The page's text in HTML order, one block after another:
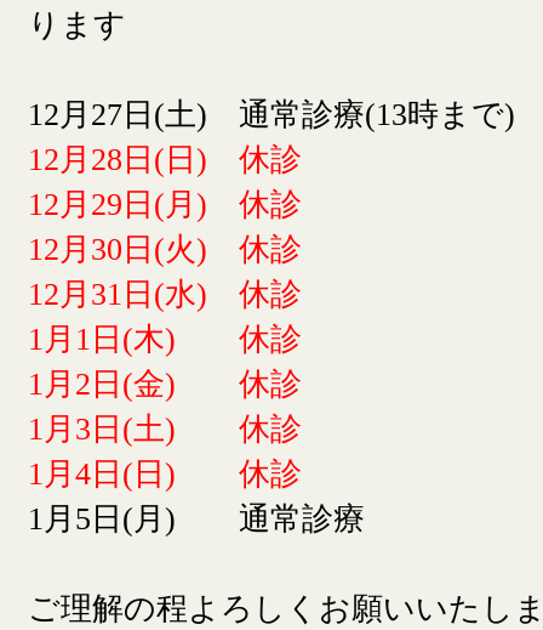
ります
12月27日(土) 通常診療(13時まで)
12月28日(日) 休診
12月29日(月) 休診
12月30日(火) 休診
12月31日(水) 休診
1月1日(木) 休診
1月2日(金) 休診
1月3日(土) 休診
1月4日(日) 休診
1月5日(月) 通常診療
ご理解の程よろしくお願いいたし